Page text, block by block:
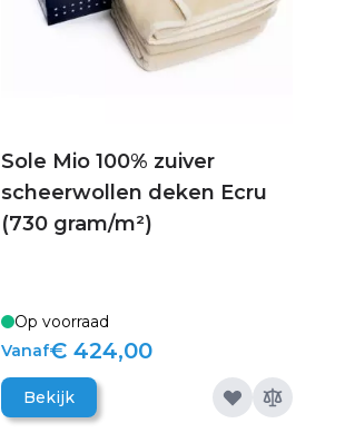
Sole Mio 100% zuiver
scheerwollen deken Ecru
(730 gram/m²)
Op voorraad
Vanaf€ 424,00
Bekijk